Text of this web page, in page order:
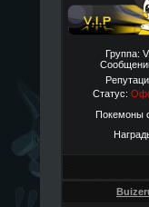
Группа:
Статус:
Покемоны